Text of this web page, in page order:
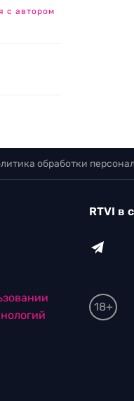
с автором
обработки
RTVI в
18+